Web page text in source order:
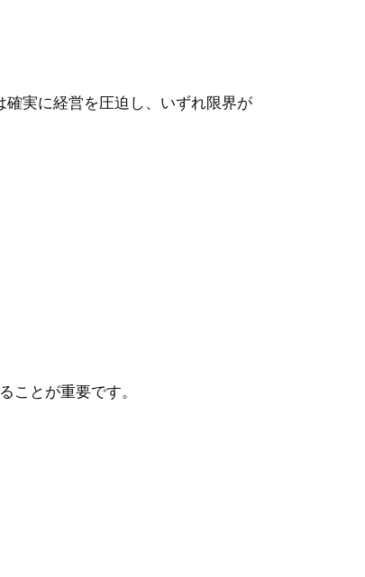
実に経営を圧迫し、いずれ限界が
ことが重要です。